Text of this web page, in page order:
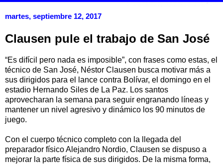
martes, septiembre 12, 2017
Clausen pule el trabajo de San José
“Es difícil pero nada es imposible”, con frases como estas, el
técnico de San José, Néstor Clausen busca motivar más a
sus dirigidos para el lance contra Bolívar, el domingo en el
estadio Hernando Siles de La Paz. Los santos
aprovecharan la semana para seguir engranando líneas y
mantener un nivel agresivo y dinámico los 90 minutos de
juego.
Con el cuerpo técnico completo con la llegada del
preparador físico Alejandro Nordio, Clausen se dispuso a
mejorar la parte física de sus dirigidos. De la misma forma,